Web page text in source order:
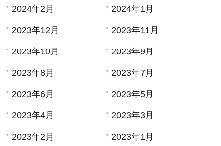
2024年2月 2024年1月
2023年12月 2023年11月
2023年10月 2023年9月
2023年8月 2023年7月
2023年6月 2023年5月
2023年4月 2023年3月
2023年2月 2023年1月